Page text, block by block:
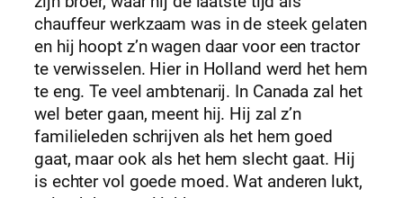
chauffeur werkzaam was in de steek gelaten
en hij hoopt z’n wagen daar voor een tractor
te verwisselen. Hier in Holland werd het hem
te eng. Te veel ambtenarij. In Canada zal het
wel beter gaan, meent hij. Hij zal z’n
familieleden schrijven als het hem goed
gaat, maar ook als het hem slecht gaat. Hij
is echter vol goede moed. Wat anderen lukt,